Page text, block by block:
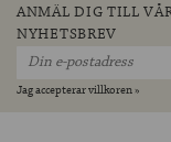
ANMÄL DIG TILL
NYHETSBREV
Jag accepterar villkoren »